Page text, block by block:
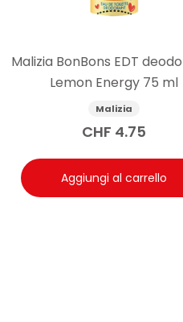
prima del contatto
Malizia BonBons EDT
Lemon Energy 75 ml
Malizia
CHF 4.75
Aggiungi al carrello